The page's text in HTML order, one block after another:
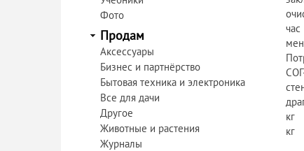
Фото
Продам
Аксессуары
Бизнес и партнёрство
Бытовая техника и электроника
Все для дачи
Другое
Животные и растения
Журналы